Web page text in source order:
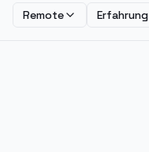
Remote Erfahrung